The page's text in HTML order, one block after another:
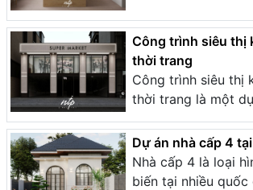
Công trình siêu thị
thời trang
Công trình siêu thị
thời trang là một
Dự án nhà cấp 4
Nhà cấp 4 là loại
biến tại nhiều quốc